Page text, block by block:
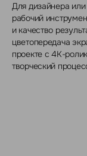
Для дизайнера
рабочий
и качество
цветопередача
проекте с 4K-
творческий